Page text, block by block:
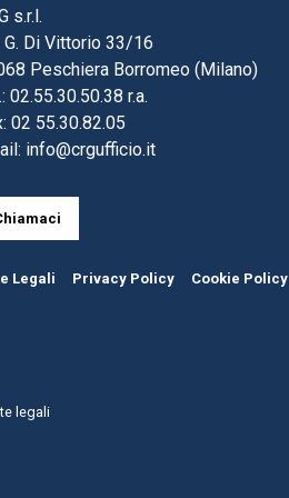
s.r.l.
G. Di Vittorio 33/16
Peschiera Borromeo (Milano)
02.55.30.50.38 r.a.
02 55.30.82.05
info@crgufficio.it
Legali Privacy Policy Cookie Policy
legali